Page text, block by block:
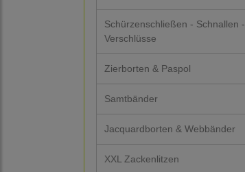
Schürzenschließen - Schnallen -
Verschlüsse
Zierborten & Paspol
Samtbänder
Jacquardborten & Webbänder
XXL Zackenlitzen